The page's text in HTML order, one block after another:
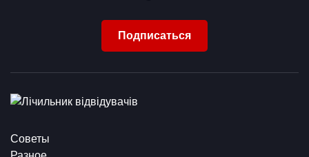
Подписаться
Советы